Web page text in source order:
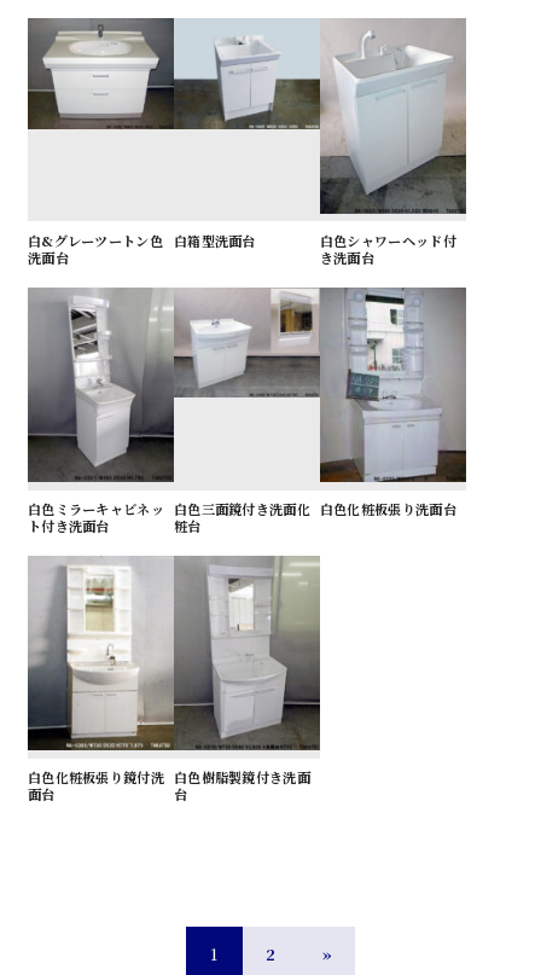
白&グレーツートン色
洗面台
白箱型洗面台
白色シャワーヘッド付
き洗面台
白色ミラーキャビネッ
ト付き洗面台
白色三面鏡付き洗面化
粧台
白色化粧板張り洗面台
白色化粧板張り鏡付洗
面台
白色樹脂製鏡付き洗面
台
1 2 »